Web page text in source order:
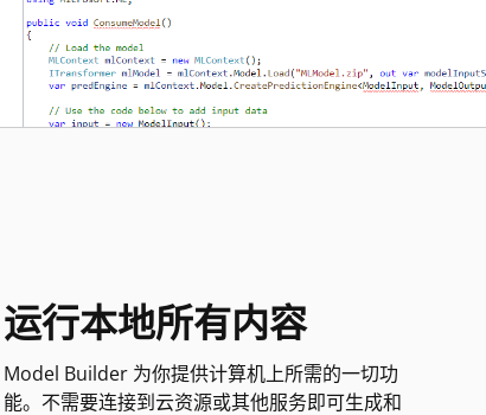
运行本地所有内容
Model Builder 为你提供计算机上所需的一切功
能。不需要连接到云资源或其他服务即可生成和